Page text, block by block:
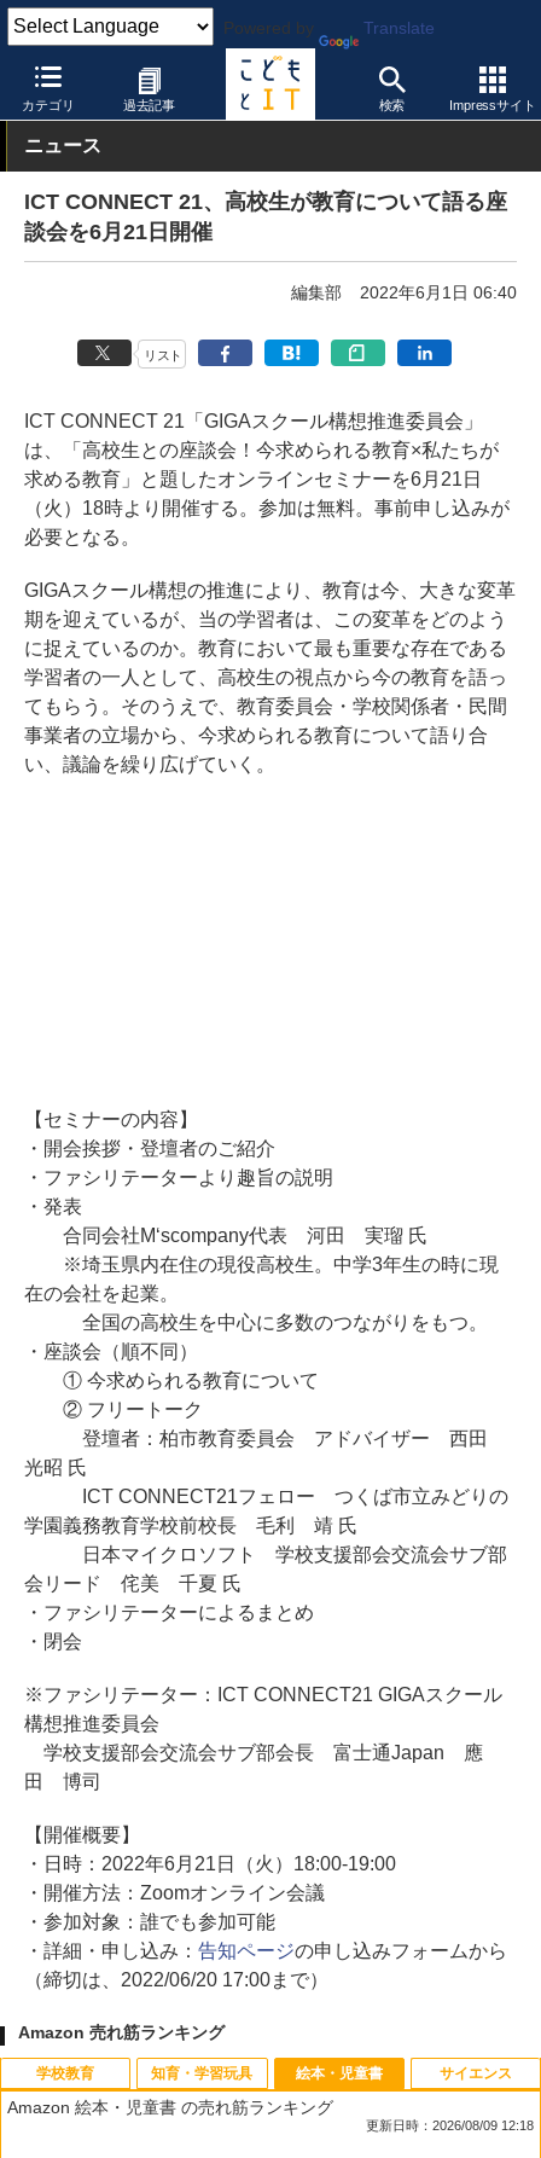
Powered by Translate
カテゴリ 過去記事 検索 Impressサイト
こどもとIT イベント・セミナー
ニュース
ICT CONNECT 21、高校生が教育について語る座
談会を6月21日開催
編集部 2022年6月1日 06:40
リスト
ICT CONNECT 21「GIGAスクール構想推進委員会」
は、「高校生との座談会！今求められる教育×私たちが
求める教育」と題したオンラインセミナーを6月21日
（火）18時より開催する。参加は無料。事前申し込みが
必要となる。
GIGAスクール構想の推進により、教育は今、大きな変革
期を迎えているが、当の学習者は、この変革をどのよう
に捉えているのか。教育において最も重要な存在である
学習者の一人として、高校生の視点から今の教育を語っ
てもらう。そのうえで、教育委員会・学校関係者・民間
事業者の立場から、今求められる教育について語り合
い、議論を繰り広げていく。
【セミナーの内容】
・開会挨拶・登壇者のご紹介
・ファシリテーターより趣旨の説明
・発表
合同会社M‘scompany代表 河田 実瑠 氏
※埼玉県内在住の現役高校生。中学3年生の時に現
在の会社を起業。
全国の高校生を中心に多数のつながりをもつ。
・座談会（順不同）
① 今求められる教育について
② フリートーク
登壇者：柏市教育委員会 アドバイザー 西田
光昭 氏
ICT CONNECT21フェロー つくば市立みどりの
学園義務教育学校前校長 毛利 靖 氏
日本マイクロソフト 学校支援部会交流会サブ部
会リード 侘美 千夏 氏
・ファシリテーターによるまとめ
・閉会
※ファシリテーター：ICT CONNECT21 GIGAスクール
構想推進委員会
学校支援部会交流会サブ部会長 富士通Japan 應
田 博司
【開催概要】
・日時：2022年6月21日（火）18:00-19:00
・開催方法：Zoomオンライン会議
・参加対象：誰でも参加可能
・詳細・申し込み： 告知ページの申し込みフォームから
（締切は、2022/06/20 17:00まで）
Amazon 売れ筋ランキング
学校教育 知育・学習玩具 絵本・児童書
Amazon 絵本・児童書 の売れ筋ランキング
更新日時：2026/08/09 12:18
サイエンス